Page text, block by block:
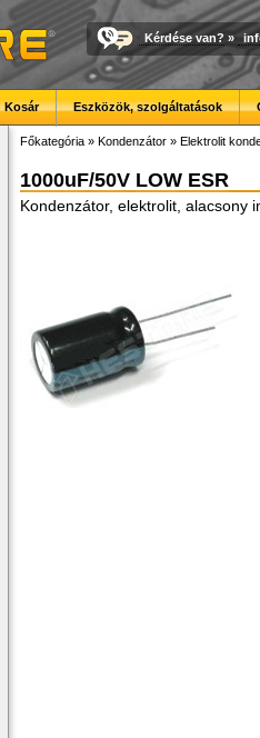
Kérdése van? »
Kosár Eszközök, szolgáltatások
Főkategória » Kondenzátor » Elektrolit
1000uF/50V LOW ESR
Kondenzátor, elektrolit, alacsony